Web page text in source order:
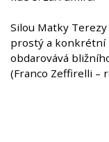
Silou Matky
prostý a konkrétní
obdarovává
(Franco Zeffirelli –